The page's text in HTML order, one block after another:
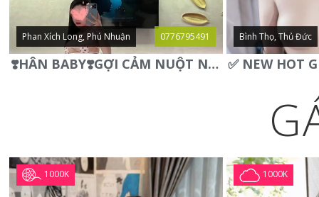
Phan Xích Long, Phú Nhuận 0776795491
❣️HÂN BABY❣️GỢI CẢM NUỘT NÀ DÁNG SON XINH XINH QUYẾN RŨ
Bình Thọ, Thủ Đức
1000K 1000K